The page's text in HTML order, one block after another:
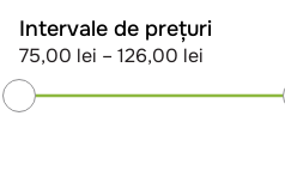
Intervale de prețuri
75,00 lei – 126,00 lei